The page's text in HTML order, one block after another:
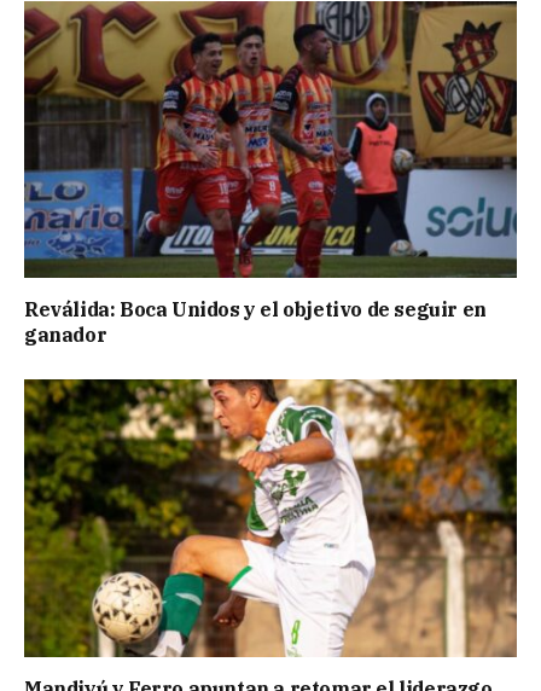
Reválida: Boca Unidos y el objetivo de seguir en
ganador